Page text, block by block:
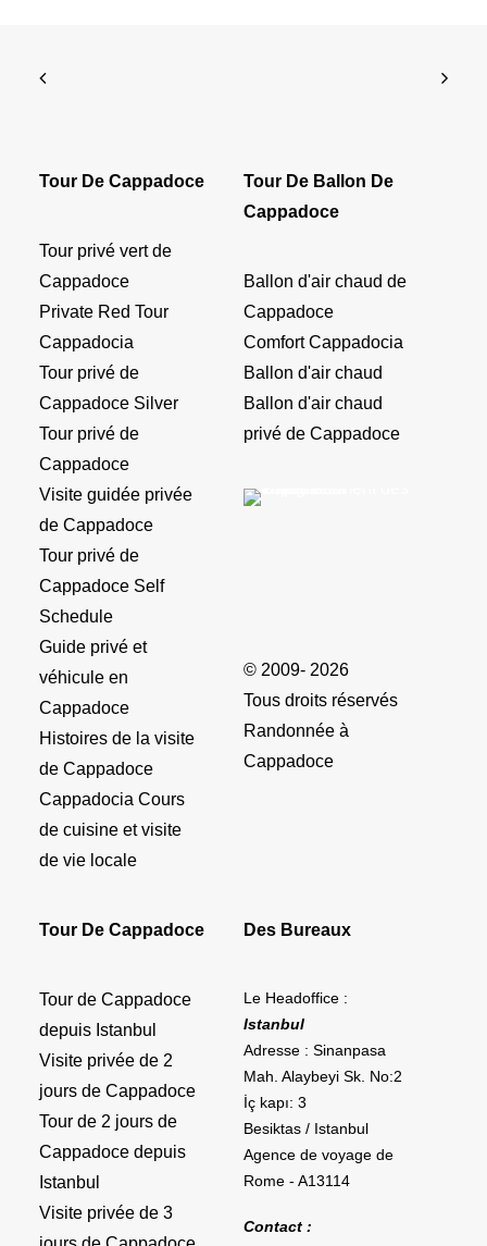
Tour De Cappadoce
Tour privé vert de
Cappadoce
Private Red Tour
Cappadocia
Tour privé de
Cappadoce Silver
Tour privé de
Cappadoce
Visite guidée privée
de Cappadoce
Tour privé de
Cappadoce Self
Schedule
Guide privé et
véhicule en
Cappadoce
Histoires de la visite
de Cappadoce
Cappadocia Cours
de cuisine et visite
de vie locale
Tour De Ballon De
Cappadoce
Ballon d'air chaud de
Cappadoce
Comfort Cappadocia
Ballon d'air chaud
Ballon d'air chaud
privé de Cappadoce
© 2009- 2026
Tous droits réservés
Randonnée à
Cappadoce
Tour De Cappadoce
Tour de Cappadoce
depuis Istanbul
Visite privée de 2
jours de Cappadoce
Tour de 2 jours de
Cappadoce depuis
Istanbul
Visite privée de 3
Des Bureaux
Le Headoffice :
Istanbul
Adresse : Sinanpasa
Mah. Alaybeyi Sk. No:2
İç kapı: 3
Besiktas / Istanbul
Agence de voyage de
Rome - A13114
Contact :